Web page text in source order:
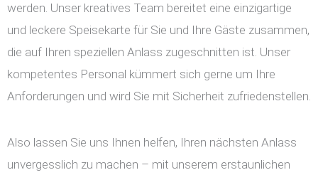
werden. Unser kreatives Team bereitet eine einzigartige
und leckere Speisekarte für Sie und Ihre Gäste zusammen,
die auf Ihren speziellen Anlass zugeschnitten ist. Unser
kompetentes Personal kümmert sich gerne um Ihre
Anforderungen und wird Sie mit Sicherheit zufriedenstellen.
Also lassen Sie uns Ihnen helfen, Ihren nächsten Anlass
unvergesslich zu machen – mit unserem erstaunlichen